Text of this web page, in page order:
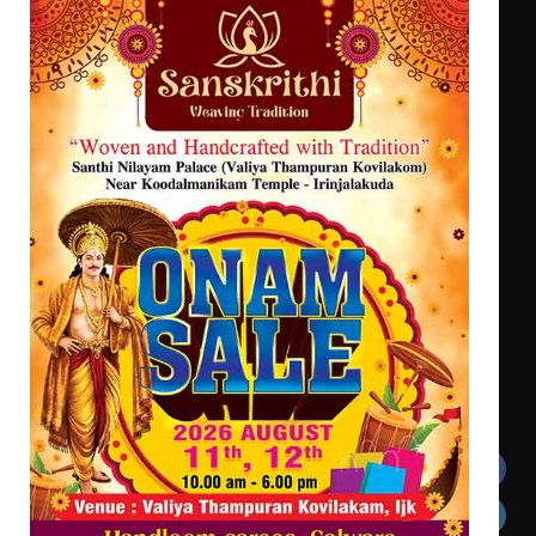
എം.ജി. യൂണിവേഴ്‌സിറ്റിയിൽ നിന്ന്
ഇംഗ്ളീഷ് സാഹിത്യത്തിൽ
ഡോക്ടറേറ്റ് നേടിയ എൻ. ആര്യ
ട്യുണീഷ്യൻ ചിത്രം ” ദി വോയിസ്
ഓഫ് ഹിന്ദ് റജബ് ” ഇരിങ്ങാലക്കുട
ഫിലിം സൊസൈറ്റി ആഗസ്റ്റ് 7
വെള്ളിയാഴ്ച സ്‌ക്രീൻ ചെയ്യുന്നു
Get In Touch
Twitter Facebook
LinkedIn Instagram